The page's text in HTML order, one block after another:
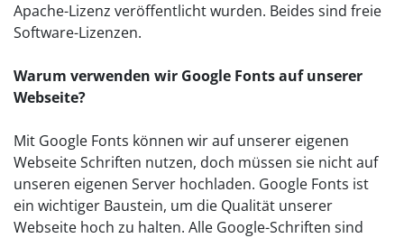
Apache-Lizenz veröffentlicht wurden. Beides sind freie
Software-Lizenzen.
Warum verwenden wir Google Fonts auf unserer
Webseite?
Mit Google Fonts können wir auf unserer eigenen
Webseite Schriften nutzen, doch müssen sie nicht auf
unseren eigenen Server hochladen. Google Fonts ist
ein wichtiger Baustein, um die Qualität unserer
Webseite hoch zu halten. Alle Google-Schriften sind